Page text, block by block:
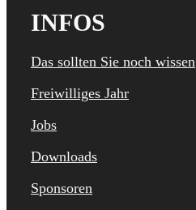
INFOS
Das sollten Sie noch wissen
Freiwilliges Jahr
Jobs
Downloads
Sponsoren